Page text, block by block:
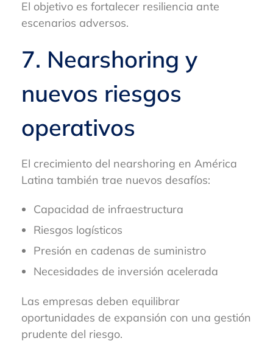
El objetivo es fortalecer resiliencia ante
escenarios adversos.
7. Nearshoring y
nuevos riesgos
operativos
El crecimiento del nearshoring en América
Latina también trae nuevos desafíos:
Capacidad de infraestructura
Riesgos logísticos
Presión en cadenas de suministro
Necesidades de inversión acelerada
Las empresas deben equilibrar
oportunidades de expansión con una gestión
prudente del riesgo.